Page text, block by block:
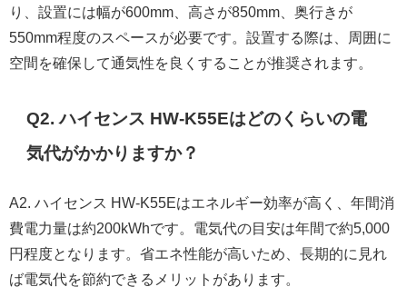
り、設置には幅が600mm、高さが850mm、奥行きが
550mm程度のスペースが必要です。設置する際は、周囲に
空間を確保して通気性を良くすることが推奨されます。
Q2. ハイセンス HW-K55Eはどのくらいの電
気代がかかりますか？
A2. ハイセンス HW-K55Eはエネルギー効率が高く、年間消
費電力量は約200kWhです。電気代の目安は年間で約5,000
円程度となります。省エネ性能が高いため、長期的に見れ
ば電気代を節約できるメリットがあります。